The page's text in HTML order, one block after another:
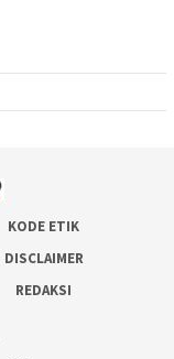
KODE ETIK
DISCLAIMER
REDAKSI